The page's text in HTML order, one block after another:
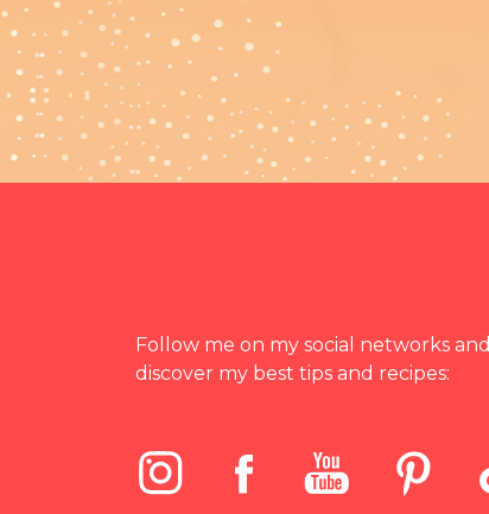
Follow me on my social networks and
discover my best tips and recipes: